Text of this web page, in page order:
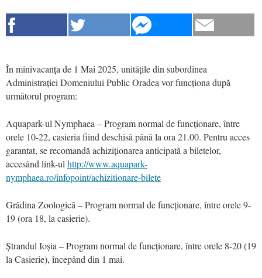
În minivacanța de 1 Mai 2025, unitățile din subordinea
Administrației Domeniului Public Oradea vor funcționa după
următorul program:
Aquapark-ul Nymphaea – Program normal de funcționare, între
orele 10-22, casieria fiind deschisă până la ora 21.00. Pentru acces
garantat, se recomandă achiziționarea anticipată a biletelor,
accesând link-ul http://www.aquapark-
nymphaea.ro/infopoint/achizitionare-bilete
Grădina Zoologică – Program normal de funcționare, între orele 9-
19 (ora 18, la casierie).
Ștrandul Ioșia – Program normal de funcționare, între orele 8-20 (19
la Casierie), începând din 1 mai.